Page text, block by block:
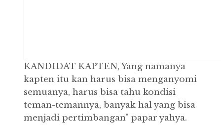
KANDIDAT KAPTEN, Yang namanya
kapten itu kan harus bisa menganyomi
semuanya, harus bisa tahu kondisi
teman-temannya, banyak hal yang bisa
menjadi pertimbangan" papar yahya.